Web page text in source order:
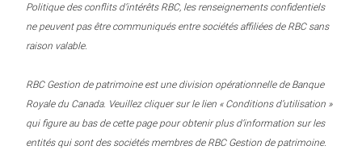
Politique des conflits d’intérêts RBC, les renseignements confidentiels
ne peuvent pas être communiqués entre sociétés affiliées de RBC sans
raison valable.
RBC Gestion de patrimoine est une division opérationnelle de Banque
Royale du Canada. Veuillez cliquer sur le lien « Conditions d’utilisation »
qui figure au bas de cette page pour obtenir plus d’information sur les
entités qui sont des sociétés membres de RBC Gestion de patrimoine.